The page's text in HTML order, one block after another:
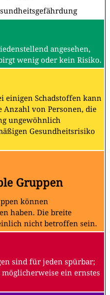
angesehen,
wenig oder kein Risiko.
einigen Schadstoffen kann
von Personen, die
ungewöhnlich
Gesundheitsrisiko
Gruppen
können
haben. Die breite
nicht betroffen sein.
sind für jeden spürbar;
ein ernstes